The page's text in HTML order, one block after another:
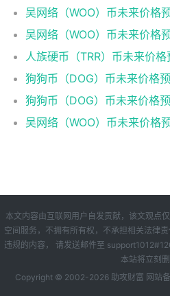
本文内容由互联网用户自发贡献，该文观点
空间服务，不拥有所有权，不承担相关法律
违规的内容， 请发送邮件至
本站将立刻删
Copyright © 2002-2026 助攻财富 网站备